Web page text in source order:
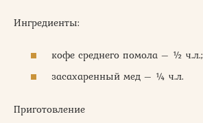
Ингредиенты:
кофе среднего помола – ½ ч.л.;
засахаренный мед – ¼ ч.л.
Приготовление